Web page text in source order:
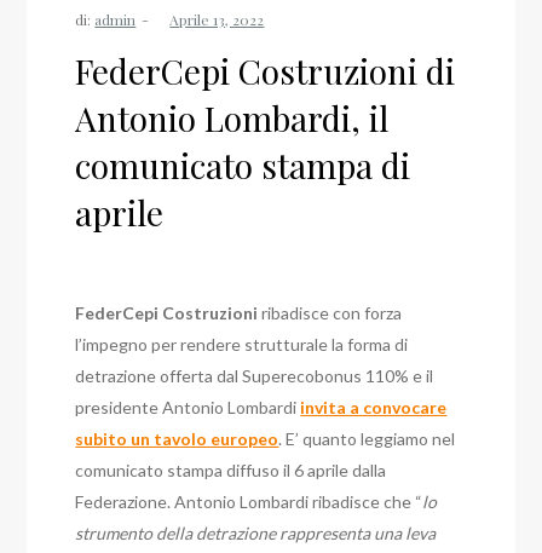
di: admin
FederCepi Costruzioni di
Antonio Lombardi, il
comunicato stampa di
aprile
FederCepi Costruzioni ribadisce con forza
l’impegno per rendere strutturale la forma di
detrazione offerta dal Superecobonus 110% e il
presidente Antonio Lombardi invita a convocare
subito un tavolo europeo. E’ quanto leggiamo nel
comunicato stampa diffuso il 6 aprile dalla
Federazione. Antonio Lombardi ribadisce che “lo
strumento della detrazione rappresenta una leva